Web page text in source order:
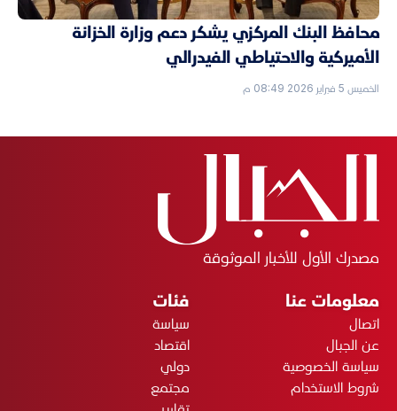
محافظ البنك المركزي يشكر دعم وزارة الخزانة
الأميركية والاحتياطي الفيدرالي
الخميس 5 فبراير 2026 08:49 م
مصدرك الأول للأخبار الموثوقة
معلومات عنا
اتصال
عن الجبال
سياسة الخصوصية
شروط الاستخدام
فئات
سياسة
اقتصاد
دولي
مجتمع